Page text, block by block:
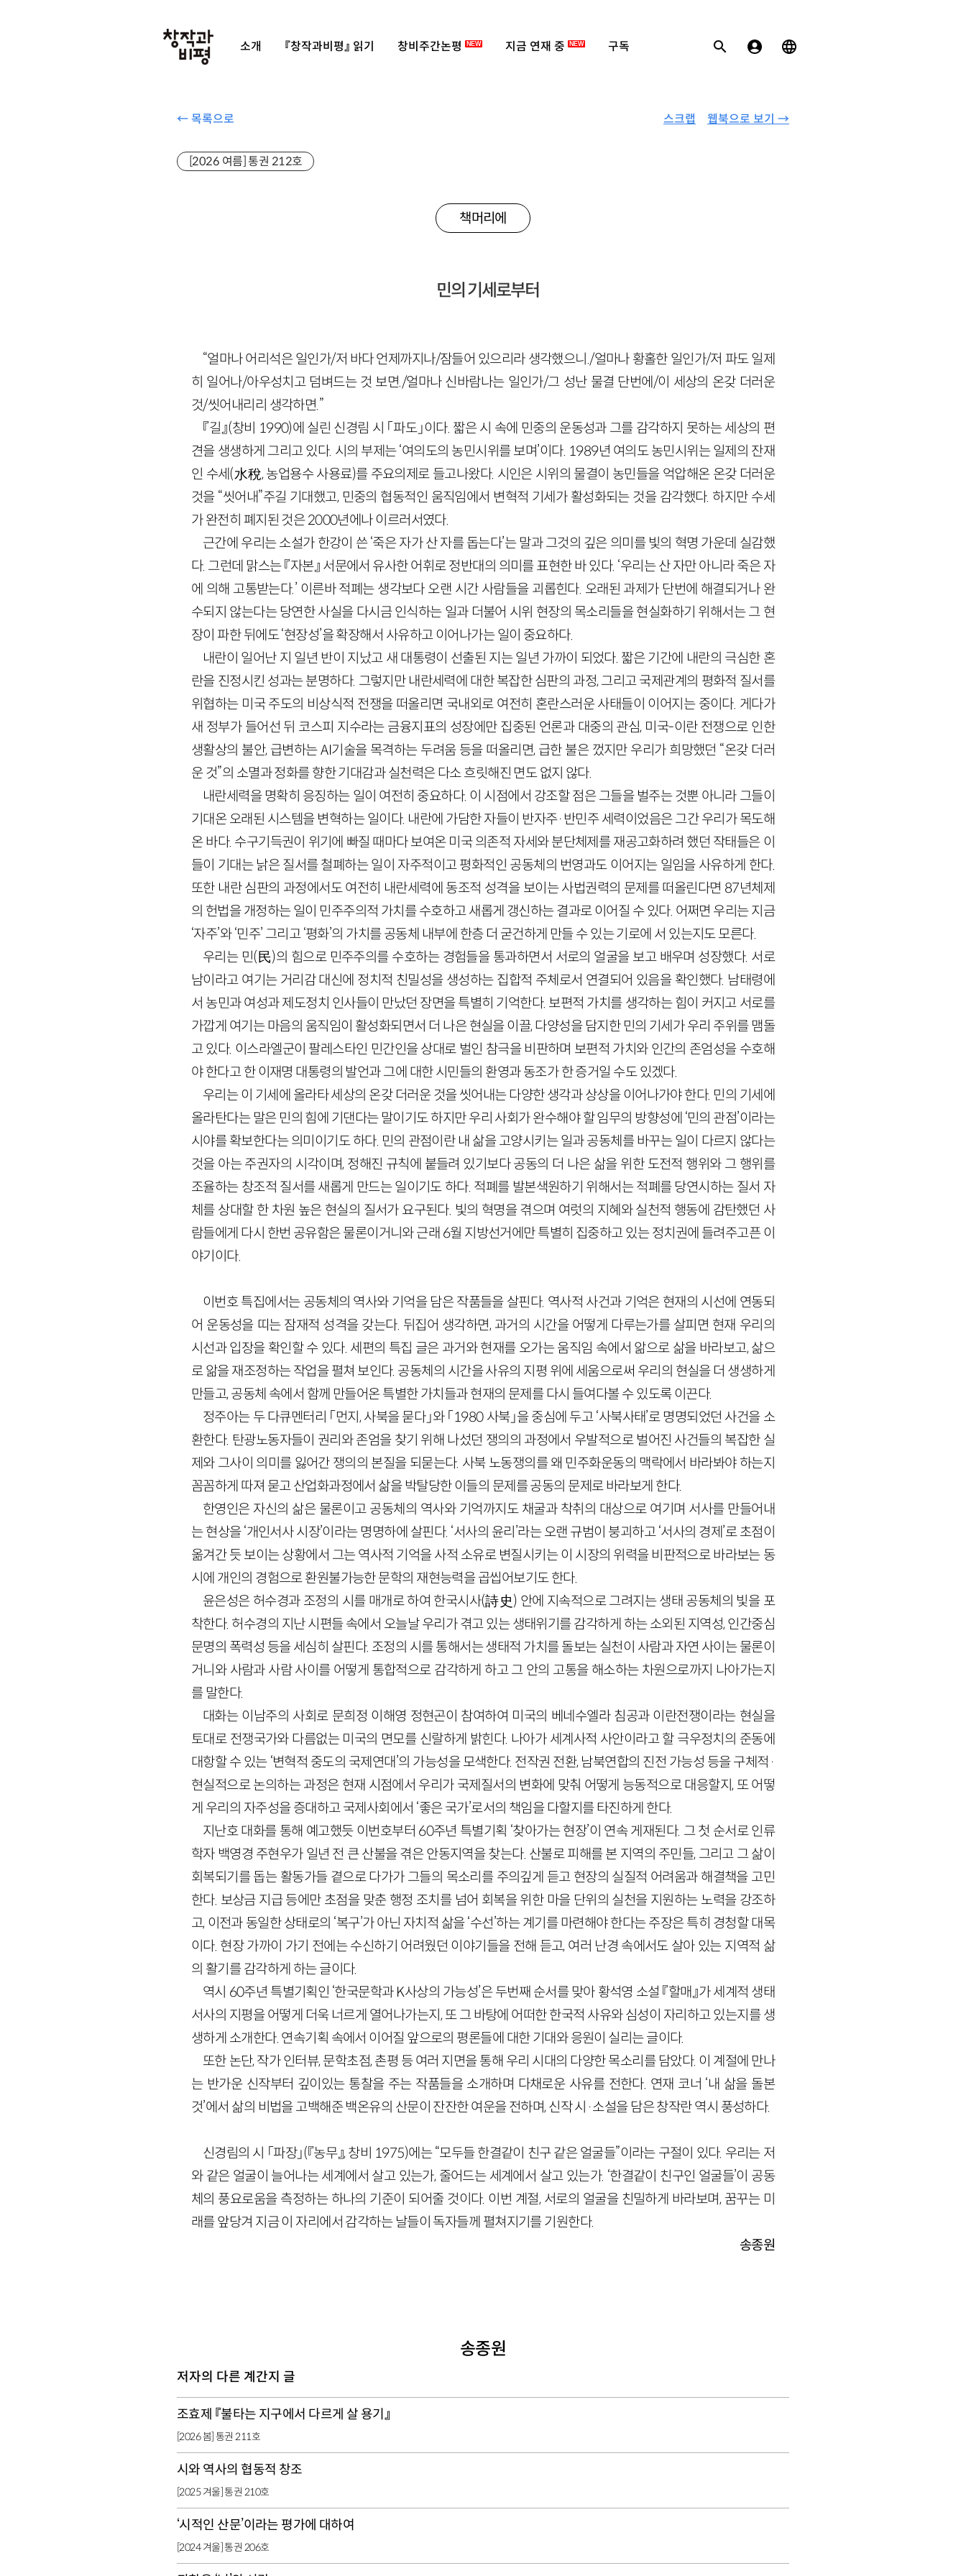
소개 『창작과비평』 읽기 창비주간논평 NEW 지금 연재 중 NEW 구독
← 목록으로 웹북으로 보기 →
스크랩
[2026 여름] 통권 212호
책머리에
민의 기세로부터
“얼마나 어리석은 일인가/저 바다 언제까지나/잠들어 있으리라 생각했으니./얼마나 황홀한 일인가/저 파도 일제
히 일어나/아우성치고 덤벼드는 것 보면./얼마나 신바람나는 일인가/그 성난 물결 단번에/이 세상의 온갖 더러운
것/씻어내리리 생각하면.”
『길』(창비 1990)에 실린 신경림 시 「파도」이다. 짧은 시 속에 민중의 운동성과 그를 감각하지 못하는 세상의 편
견을 생생하게 그리고 있다. 시의 부제는 ‘여의도의 농민시위를 보며’이다. 1989년 여의도 농민시위는 일제의 잔재
인 수세(水稅, 농업용수 사용료)를 주요의제로 들고나왔다. 시인은 시위의 물결이 농민들을 억압해온 온갖 더러운
것을 “씻어내”주길 기대했고, 민중의 협동적인 움직임에서 변혁적 기세가 활성화되는 것을 감각했다. 하지만 수세
가 완전히 폐지된 것은 2000년에나 이르러서였다.
근간에 우리는 소설가 한강이 쓴 ‘죽은 자가 산 자를 돕는다’는 말과 그것의 깊은 의미를 빛의 혁명 가운데 실감했
다. 그런데 맑스는 『자본』 서문에서 유사한 어휘로 정반대의 의미를 표현한 바 있다. ‘우리는 산 자만 아니라 죽은 자
에 의해 고통받는다.’ 이른바 적폐는 생각보다 오랜 시간 사람들을 괴롭힌다. 오래된 과제가 단번에 해결되거나 완
수되지 않는다는 당연한 사실을 다시금 인식하는 일과 더불어 시위 현장의 목소리들을 현실화하기 위해서는 그 현
장이 파한 뒤에도 ‘현장성’을 확장해서 사유하고 이어나가는 일이 중요하다.
내란이 일어난 지 일년 반이 지났고 새 대통령이 선출된 지는 일년 가까이 되었다. 짧은 기간에 내란의 극심한 혼
란을 진정시킨 성과는 분명하다. 그렇지만 내란세력에 대한 복잡한 심판의 과정, 그리고 국제관계의 평화적 질서를
위협하는 미국 주도의 비상식적 전쟁을 떠올리면 국내외로 여전히 혼란스러운 사태들이 이어지는 중이다. 게다가
새 정부가 들어선 뒤 코스피 지수라는 금융지표의 성장에만 집중된 언론과 대중의 관심, 미국-이란 전쟁으로 인한
생활상의 불안, 급변하는 AI기술을 목격하는 두려움 등을 떠올리면, 급한 불은 껐지만 우리가 희망했던 “온갖 더러
운 것”의 소멸과 정화를 향한 기대감과 실천력은 다소 흐릿해진 면도 없지 않다.
내란세력을 명확히 응징하는 일이 여전히 중요하다. 이 시점에서 강조할 점은 그들을 벌주는 것뿐 아니라 그들이
기대온 오래된 시스템을 변혁하는 일이다. 내란에 가담한 자들이 반자주·반민주 세력이었음은 그간 우리가 목도해
온 바다. 수구기득권이 위기에 빠질 때마다 보여온 미국 의존적 자세와 분단체제를 재공고화하려 했던 작태들은 이
들이 기대는 낡은 질서를 철폐하는 일이 자주적이고 평화적인 공동체의 번영과도 이어지는 일임을 사유하게 한다.
또한 내란 심판의 과정에서도 여전히 내란세력에 동조적 성격을 보이는 사법권력의 문제를 떠올린다면 87년체제
의 헌법을 개정하는 일이 민주주의적 가치를 수호하고 새롭게 갱신하는 결과로 이어질 수 있다. 어쩌면 우리는 지금
‘자주’와 ‘민주’ 그리고 ‘평화’의 가치를 공동체 내부에 한층 더 굳건하게 만들 수 있는 기로에 서 있는지도 모른다.
우리는 민(民)의 힘으로 민주주의를 수호하는 경험들을 통과하면서 서로의 얼굴을 보고 배우며 성장했다. 서로
남이라고 여기는 거리감 대신에 정치적 친밀성을 생성하는 집합적 주체로서 연결되어 있음을 확인했다. 남태령에
서 농민과 여성과 제도정치 인사들이 만났던 장면을 특별히 기억한다. 보편적 가치를 생각하는 힘이 커지고 서로를
가깝게 여기는 마음의 움직임이 활성화되면서 더 나은 현실을 이끌, 다양성을 담지한 민의 기세가 우리 주위를 맴돌
고 있다. 이스라엘군이 팔레스타인 민간인을 상대로 벌인 참극을 비판하며 보편적 가치와 인간의 존엄성을 수호해
야 한다고 한 이재명 대통령의 발언과 그에 대한 시민들의 환영과 동조가 한 증거일 수도 있겠다.
우리는 이 기세에 올라타 세상의 온갖 더러운 것을 씻어내는 다양한 생각과 상상을 이어나가야 한다. 민의 기세에
올라탄다는 말은 민의 힘에 기댄다는 말이기도 하지만 우리 사회가 완수해야 할 임무의 방향성에 ‘민의 관점’이라는
시야를 확보한다는 의미이기도 하다. 민의 관점이란 내 삶을 고양시키는 일과 공동체를 바꾸는 일이 다르지 않다는
것을 아는 주권자의 시각이며, 정해진 규칙에 붙들려 있기보다 공동의 더 나은 삶을 위한 도전적 행위와 그 행위를
조율하는 창조적 질서를 새롭게 만드는 일이기도 하다. 적폐를 발본색원하기 위해서는 적폐를 당연시하는 질서 자
체를 상대할 한 차원 높은 현실의 질서가 요구된다. 빛의 혁명을 겪으며 여럿의 지혜와 실천적 행동에 감탄했던 사
람들에게 다시 한번 공유함은 물론이거니와 근래 6월 지방선거에만 특별히 집중하고 있는 정치권에 들려주고픈 이
야기이다.
이번호 특집에서는 공동체의 역사와 기억을 담은 작품들을 살핀다. 역사적 사건과 기억은 현재의 시선에 연동되
어 운동성을 띠는 잠재적 성격을 갖는다. 뒤집어 생각하면, 과거의 시간을 어떻게 다루는가를 살피면 현재 우리의
시선과 입장을 확인할 수 있다. 세편의 특집 글은 과거와 현재를 오가는 움직임 속에서 앎으로 삶을 바라보고, 삶으
로 앎을 재조정하는 작업을 펼쳐 보인다. 공동체의 시간을 사유의 지평 위에 세움으로써 우리의 현실을 더 생생하게
만들고, 공동체 속에서 함께 만들어온 특별한 가치들과 현재의 문제를 다시 들여다볼 수 있도록 이끈다.
정주아는 두 다큐멘터리 「먼지, 사북을 묻다」와 「1980 사북」을 중심에 두고 ‘사북사태’로 명명되었던 사건을 소
환한다. 탄광노동자들이 권리와 존엄을 찾기 위해 나섰던 쟁의의 과정에서 우발적으로 벌어진 사건들의 복잡한 실
제와 그사이 의미를 잃어간 쟁의의 본질을 되묻는다. 사북 노동쟁의를 왜 민주화운동의 맥락에서 바라봐야 하는지
꼼꼼하게 따져 묻고 산업화과정에서 삶을 박탈당한 이들의 문제를 공동의 문제로 바라보게 한다.
한영인은 자신의 삶은 물론이고 공동체의 역사와 기억까지도 채굴과 착취의 대상으로 여기며 서사를 만들어내
는 현상을 ‘개인서사 시장’이라는 명명하에 살핀다. ‘서사의 윤리’라는 오랜 규범이 붕괴하고 ‘서사의 경제’로 초점이
옮겨간 듯 보이는 상황에서 그는 역사적 기억을 사적 소유로 변질시키는 이 시장의 위력을 비판적으로 바라보는 동
시에 개인의 경험으로 환원불가능한 문학의 재현능력을 곱씹어보기도 한다.
윤은성은 허수경과 조정의 시를 매개로 하여 한국시사(詩史) 안에 지속적으로 그려지는 생태 공동체의 빛을 포
착한다. 허수경의 지난 시편들 속에서 오늘날 우리가 겪고 있는 생태위기를 감각하게 하는 소외된 지역성, 인간중심
문명의 폭력성 등을 세심히 살핀다. 조정의 시를 통해서는 생태적 가치를 돌보는 실천이 사람과 자연 사이는 물론이
거니와 사람과 사람 사이를 어떻게 통합적으로 감각하게 하고 그 안의 고통을 해소하는 차원으로까지 나아가는지
를 말한다.
대화는 이남주의 사회로 문희정 이해영 정현곤이 참여하여 미국의 베네수엘라 침공과 이란전쟁이라는 현실을
토대로 전쟁국가와 다름없는 미국의 면모를 신랄하게 밝힌다. 나아가 세계사적 사안이라고 할 극우정치의 준동에
대항할 수 있는 ‘변혁적 중도의 국제연대’의 가능성을 모색한다. 전작권 전환, 남북연합의 진전 가능성 등을 구체적·
현실적으로 논의하는 과정은 현재 시점에서 우리가 국제질서의 변화에 맞춰 어떻게 능동적으로 대응할지, 또 어떻
게 우리의 자주성을 증대하고 국제사회에서 ‘좋은 국가’로서의 책임을 다할지를 타진하게 한다.
지난호 대화를 통해 예고했듯 이번호부터 60주년 특별기획 ‘찾아가는 현장’이 연속 게재된다. 그 첫 순서로 인류
학자 백영경 주현우가 일년 전 큰 산불을 겪은 안동지역을 찾는다. 산불로 피해를 본 지역의 주민들, 그리고 그 삶이
회복되기를 돕는 활동가들 곁으로 다가가 그들의 목소리를 주의깊게 듣고 현장의 실질적 어려움과 해결책을 고민
한다. 보상금 지급 등에만 초점을 맞춘 행정 조치를 넘어 회복을 위한 마을 단위의 실천을 지원하는 노력을 강조하
고, 이전과 동일한 상태로의 ‘복구’가 아닌 자치적 삶을 ‘수선’하는 계기를 마련해야 한다는 주장은 특히 경청할 대목
이다. 현장 가까이 가기 전에는 수신하기 어려웠던 이야기들을 전해 듣고, 여러 난경 속에서도 살아 있는 지역적 삶
의 활기를 감각하게 하는 글이다.
역시 60주년 특별기획인 ‘한국문학과 K사상의 가능성’은 두번째 순서를 맞아 황석영 소설 『할매』가 세계적 생태
서사의 지평을 어떻게 더욱 너르게 열어나가는지, 또 그 바탕에 어떠한 한국적 사유와 심성이 자리하고 있는지를 생
생하게 소개한다. 연속기획 속에서 이어질 앞으로의 평론들에 대한 기대와 응원이 실리는 글이다.
또한 논단, 작가 인터뷰, 문학초점, 촌평 등 여러 지면을 통해 우리 시대의 다양한 목소리를 담았다. 이 계절에 만나
는 반가운 신작부터 깊이있는 통찰을 주는 작품들을 소개하며 다채로운 사유를 전한다. 연재 코너 ‘내 삶을 돌본
것’에서 삶의 비법을 고백해준 백온유의 산문이 잔잔한 여운을 전하며, 신작 시·소설을 담은 창작란 역시 풍성하다.
신경림의 시 「파장」(『농무』, 창비 1975)에는 “모두들 한결같이 친구 같은 얼굴들”이라는 구절이 있다. 우리는 저
와 같은 얼굴이 늘어나는 세계에서 살고 있는가, 줄어드는 세계에서 살고 있는가. ‘한결같이 친구인 얼굴들’이 공동
체의 풍요로움을 측정하는 하나의 기준이 되어줄 것이다. 이번 계절, 서로의 얼굴을 친밀하게 바라보며, 꿈꾸는 미
래를 앞당겨 지금 이 자리에서 감각하는 날들이 독자들께 펼쳐지기를 기원한다.
송종원
송종원
저자의 다른 계간지 글
조효제 『불타는 지구에서 다르게 살 용기』
[2026 봄] 통권 211호
시와 역사의 협동적 창조
[2025 겨울] 통권 210호
‘시적인 산문’이라는 평가에 대하여
[2024 겨울] 통권 206호